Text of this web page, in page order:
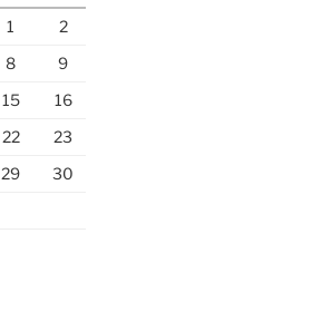
1
2
8
9
15
16
22
23
29
30